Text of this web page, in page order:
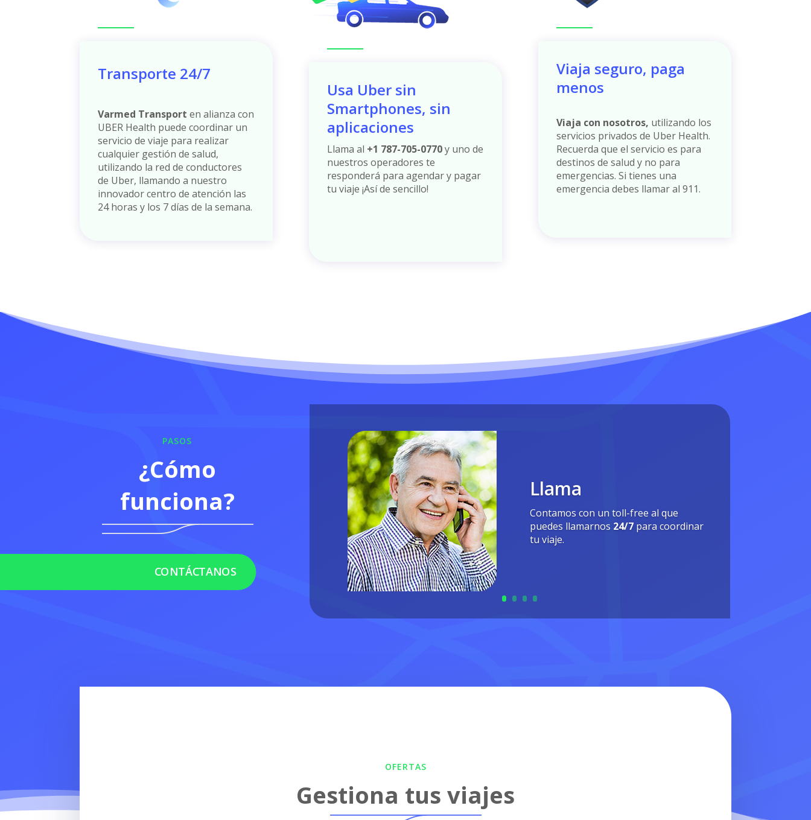
Transporte 24/7
Varmed Transport en alianza con
UBER Health puede coordinar un
servicio de viaje para realizar
cualquier gestión de salud,
utilizando la red de conductores
de Uber, llamando a nuestro
innovador centro de atención las
24 horas y los 7 días de la semana.
Usa Uber sin
Smartphones, sin
aplicaciones
Llama al +1 787-705-0770y uno de
nuestros operadores te
responderá para agendar y pagar
tu viaje ¡Así de sencillo!
Viaja seguro, paga
menos
Viaja con nosotros, utilizando los
servicios privados de Uber Health.
Recuerda que el servicio es para
destinos de salud y no para
emergencias. Si tienes una
emergencia debes llamar al 911.
PASOS
¿Cómo
funciona?
CONTÁCTANOS
Llama
Contamos con un toll-free al que
puedes llamarnos 24/7para coordinar
tu viaje.
OFERTAS
Gestiona tus viajes